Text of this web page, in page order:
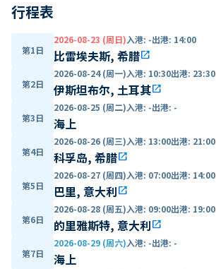
行程表
第1日
2026-08-23 (周日)入港: -出港: 14:00
比雷埃夫斯, 希腊open_in_new
第2日
2026-08-24 (周一)入港: 10:30出港: 23:30
伊斯坦布尔, 土耳其open_in_new
第3日
2026-08-25 (周二)入港: -出港: -
海上
第4日
2026-08-26 (周三)入港: 13:00出港: 21:00
科孚岛, 希腊open_in_new
第5日
2026-08-27 (周四)入港: 07:00出港: 14:00
巴里, 意大利open_in_new
第6日
2026-08-28 (周五)入港: 09:00出港: 19:00
的里雅斯特, 意大利open_in_new
第7日
2026-08-29 (周六)入港: -出港: -
海上